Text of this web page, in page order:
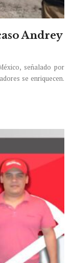
Andrey
señalado por
se enriquecen.